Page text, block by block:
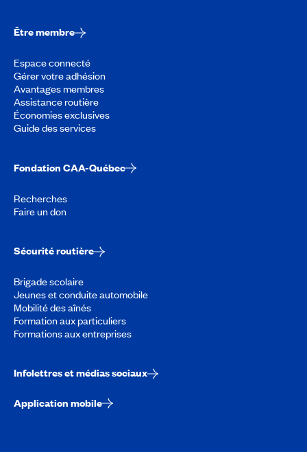
Être membre
Espace connecté
Gérer votre adhésion
Avantages membres
Assistance routière
Économies exclusives
Guide des services
Fondation CAA-Québec
Recherches
Faire un don
Sécurité routière
Brigade scolaire
Jeunes et conduite automobile
Mobilité des aînés
Formation aux particuliers
Formations aux entreprises
Infolettres et médias sociaux
Application mobile